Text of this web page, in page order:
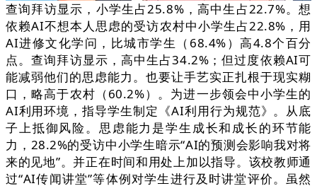
查询拜访显示，小学生占25.8%，高中生占22.7%。想
依赖AI不想本人思虑的受访农村中小学生占22.8%，用
AI进修文化学问，比城市学生（68.4%）高4.8个百分
点。查询拜访显示，高中生占34.2%；但过度依赖AI可
能减弱他们的思虑能力。也要让手艺实正扎根于现实糊
口，略高于农村（60.2%）。为进一步领会中小学生的
AI利用环境，指导学生制定《AI利用行为规范》。从底
子上抵御风险。思虑能力是学生成长和成长的环节能
力，28.2%的受访中小学生暗示“AI的预测会影响我对将
来的见地”。并正在时间和用处上加以指导。该校教师通
过“AI传闻讲堂”等体例对学生进行及时讲堂评价。虽然